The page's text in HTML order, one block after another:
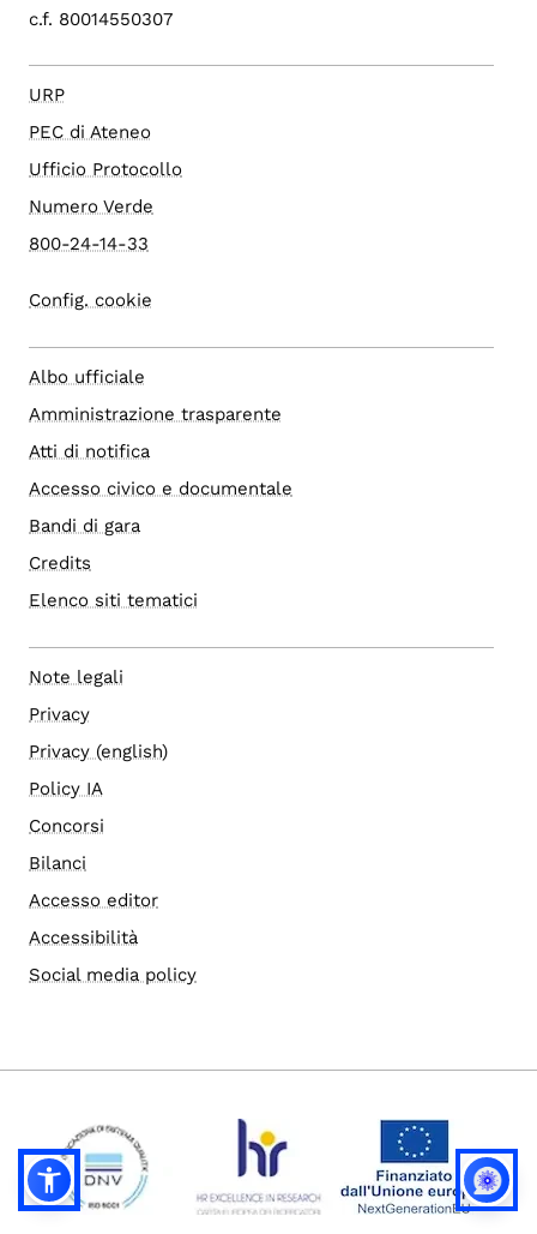
c.f. 80014550307
URP
PEC di Ateneo
Ufficio Protocollo
Numero Verde
800-24-14-33
Config. cookie
Albo ufficiale
Amministrazione trasparente
Atti di notifica
Accesso civico e documentale
Bandi di gara
Credits
Elenco siti tematici
Note legali
Privacy
Privacy (english)
Policy IA
Concorsi
Bilanci
Accesso editor
Accessibilità
Social media policy